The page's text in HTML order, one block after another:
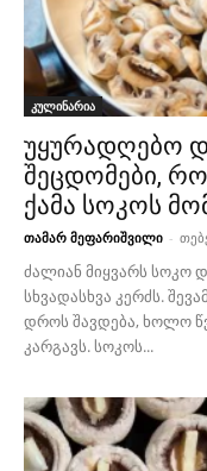
კულინარია
უყურადღებო
შეცდომები,
ქამა სოკოს
თამარ მეფარიშვილი -
ძალიან მიყვარს სოკო
სხვადასხვა კერძს.
დროს შავდება, ხოლო
კარგავს. სოკოს...